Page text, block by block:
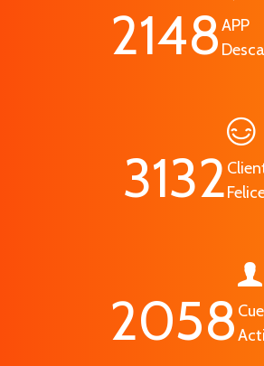
2400APP
3500
2300